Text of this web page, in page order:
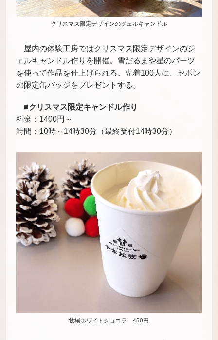
クリスマス限定デザインのジェルキャンドル
屋内の体験工房ではクリスマス限定デザインのジ
ェルキャンドル作りを開催。雪だるまや星のパーツ
を使って作品を仕上げられる。先着100人に、セボン
の限定缶バッジをプレゼントする。
■クリスマス限定キャンドル作り
料金：1400円～
時間：10時～14時30分（最終受付14時30分）
牧場ホワイトショコラ 450円